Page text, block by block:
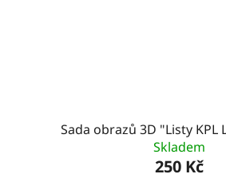
Sada obrazů 3D "Listy KPL
Skladem
250 Kč